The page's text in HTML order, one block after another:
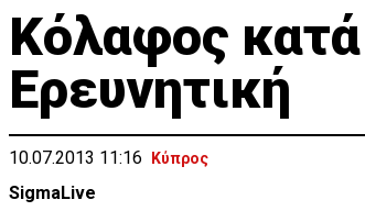
Κόλαφος
Ερευνητική
10.07.2013 11:16 Κύπρος
SigmaLive